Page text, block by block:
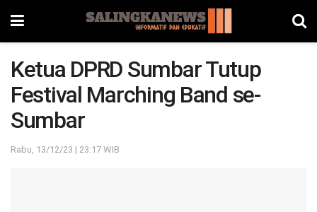
Ketua DPRD Sumbar Tutup
Festival Marching Band se-
Sumbar
Rabu, 13/12/23 | 23:17 WIB